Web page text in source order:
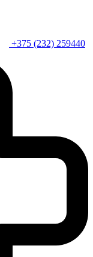
+375 (232) 259440